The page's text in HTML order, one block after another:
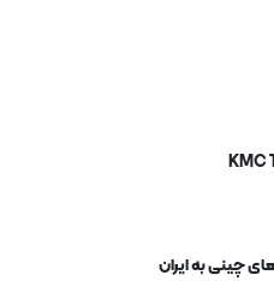
چینی به ایران